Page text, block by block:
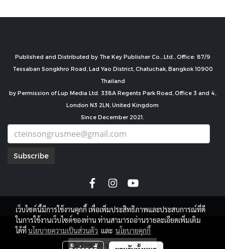
Published and Distributed by The Key Publisher Co., Ltd., Office: 87/9
Tessaban Songkhro Road, Lad Yao District, Chatuchak, Bangkok 10900
Thailand
by Permission of Lup Media Ltd. 338A Regents Park Road, Office 3 and 4,
London N3 2LN, United Kingdom
Since December 2021.
Subscribe
copyright by
ผู้เข้าชมทั้งหมด7,688,322
เว็บไซต์นี้มีการใช้งานคุกกี้ เพื่อเพิ่มประสิทธิภาพและประสบการณ์ที่ดี
ในการใช้งานเว็บไซต์ของท่าน ท่านสามารถอ่านรายละเอียดเพิ่มเติม
ได้ที่นโยบายความเป็นส่วนตัว และ นโยบายคุกกี้